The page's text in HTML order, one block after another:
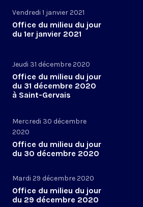
Vendredi 1 janvier 2021
Office du milieu du jour
du 1er janvier 2021
Jeudi 31 décembre 2020
Office du milieu du jour
du 31 décembre 2020
à Saint-Gervais
Mercredi 30 décembre
2020
Office du milieu du jour
du 30 décembre 2020
Mardi 29 décembre 2020
Office du milieu du jour
du 29 décembre 2020